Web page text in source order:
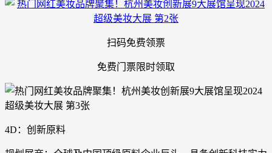
扫码免费领票
免费门票限时领取
4D：创新原料